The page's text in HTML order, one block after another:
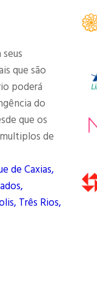
que são
poderá
do
que os
de
de Caxias,
Três Rios,